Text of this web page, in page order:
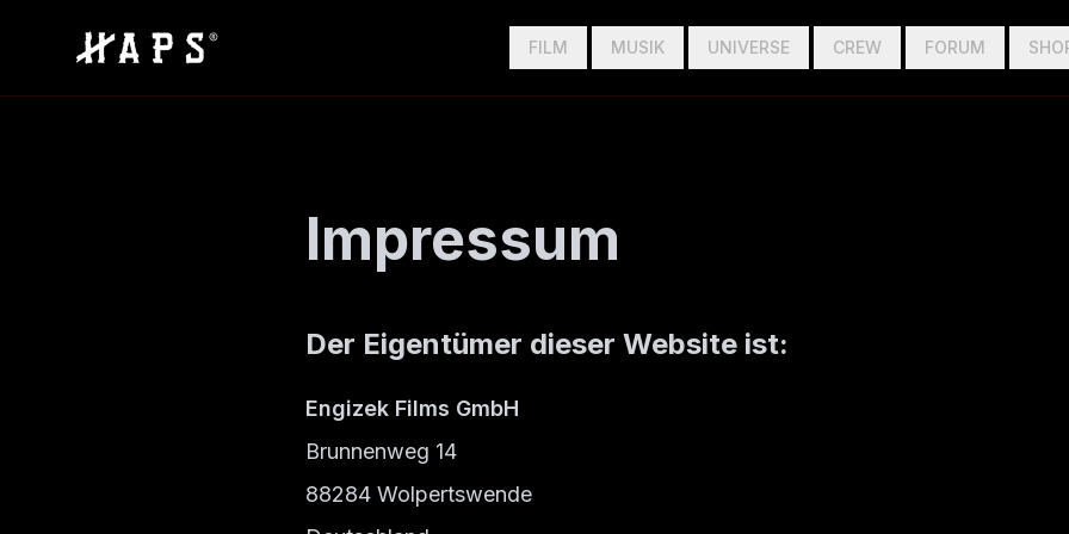
FILM MUSIK UNIVERSE CREW FORUM
Impressum
Der Eigentümer dieser Website ist:
Engizek Films GmbH
Brunnenweg 14
88284 Wolpertswende